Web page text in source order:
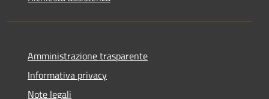
Amministrazione trasparente
Informativa privacy
Note legali